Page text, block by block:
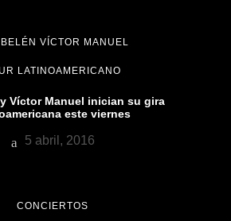
VÍCTOR MANUEL
LATINOAMERICANO
Víctor Manuel inician su gira
este viernes
5 abril, 2016
CONCIERTOS